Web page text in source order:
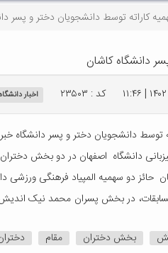
کاراته توسط دانشجویان دختر و پسر
دانشگاه کاشان
کد : ۲۳۵۰۳ اخبار دانشگاه
دانشجویان دختر و پسر دانشگاه
دانشگاه اصفهان در دو بخش دختران
حائز دو سهمیه المپیاد فرهنگی
بخش دختران مقام